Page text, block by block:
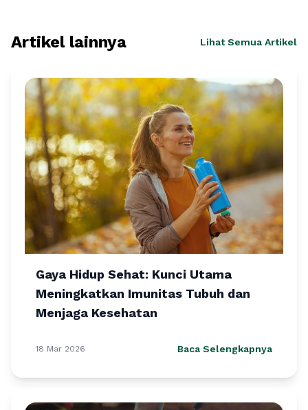
Artikel lainnya Lihat Semua Artikel
Gaya Hidup Sehat: Kunci Utama
Meningkatkan Imunitas Tubuh dan
Menjaga Kesehatan
18 Mar 2026 Baca Selengkapnya